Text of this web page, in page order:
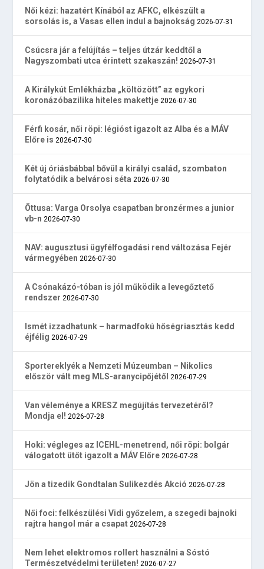
Női kézi: hazatért Kínából az AFKC, elkészült a
sorsolás is, a Vasas ellen indul a bajnokság 2026-07-31
Csúcsra jár a felújítás – teljes útzár keddtől a
Nagyszombati utca érintett szakaszán! 2026-07-31
A Királykút Emlékházba „költözött” az egykori
koronázóbazilika hiteles makettje 2026-07-30
Férfi kosár, női röpi: légióst igazolt az Alba és a MÁV
Előre is 2026-07-30
Két új óriásbábbal bővül a királyi család, szombaton
folytatódik a belvárosi séta 2026-07-30
Öttusa: Varga Orsolya csapatban bronzérmes a junior
vb-n 2026-07-30
NAV: augusztusi ügyfélfogadási rend változása Fejér
vármegyében 2026-07-30
A Csónakázó-tóban is jól működik a levegőztető
rendszer 2026-07-30
Ismét izzadhatunk – harmadfokú hőségriasztás kedd
éjfélig 2026-07-29
Sportereklyék a Nemzeti Múzeumban – Nikolics
először vált meg MLS-aranycipőjétől 2026-07-29
Van véleménye a KRESZ megújítás tervezetéről?
Mondja el! 2026-07-28
Hoki: végleges az ICEHL-menetrend, női röpi: bolgár
válogatott ütőt igazolt a MÁV Előre 2026-07-28
Jön a tizedik Gondtalan Sulikezdés Akció 2026-07-28
Női foci: felkészülési Vidi győzelem, a szegedi bajnoki
rajtra hangol már a csapat 2026-07-28
Nem lehet elektromos rollert használni a Sóstó
Természetvédelmi területen! 2026-07-27